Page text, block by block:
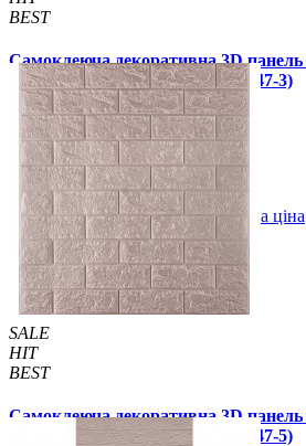
BEST
Самоклеюча декоративна 3D панель
Рожеве золото 700x770x3 мм (347-3)
59 грн./шт 130 грн. /шт
Купити В закладки Оптова ціна
SALE
HIT
BEST
Самоклеюча декоративна 3D панель
Рожеве золото 700x770x5 мм (347-5)